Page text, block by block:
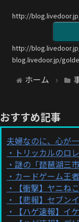
http://
http://
blog.livedoor.jp/
ホーム
おすすめ記事
夫婦なのに、心が
トリッカルのロ
謎の「琵琶湖三
カードゲーム王
【衝撃】ヤニね
【悲報】セブン
【ハゲ速報】イ